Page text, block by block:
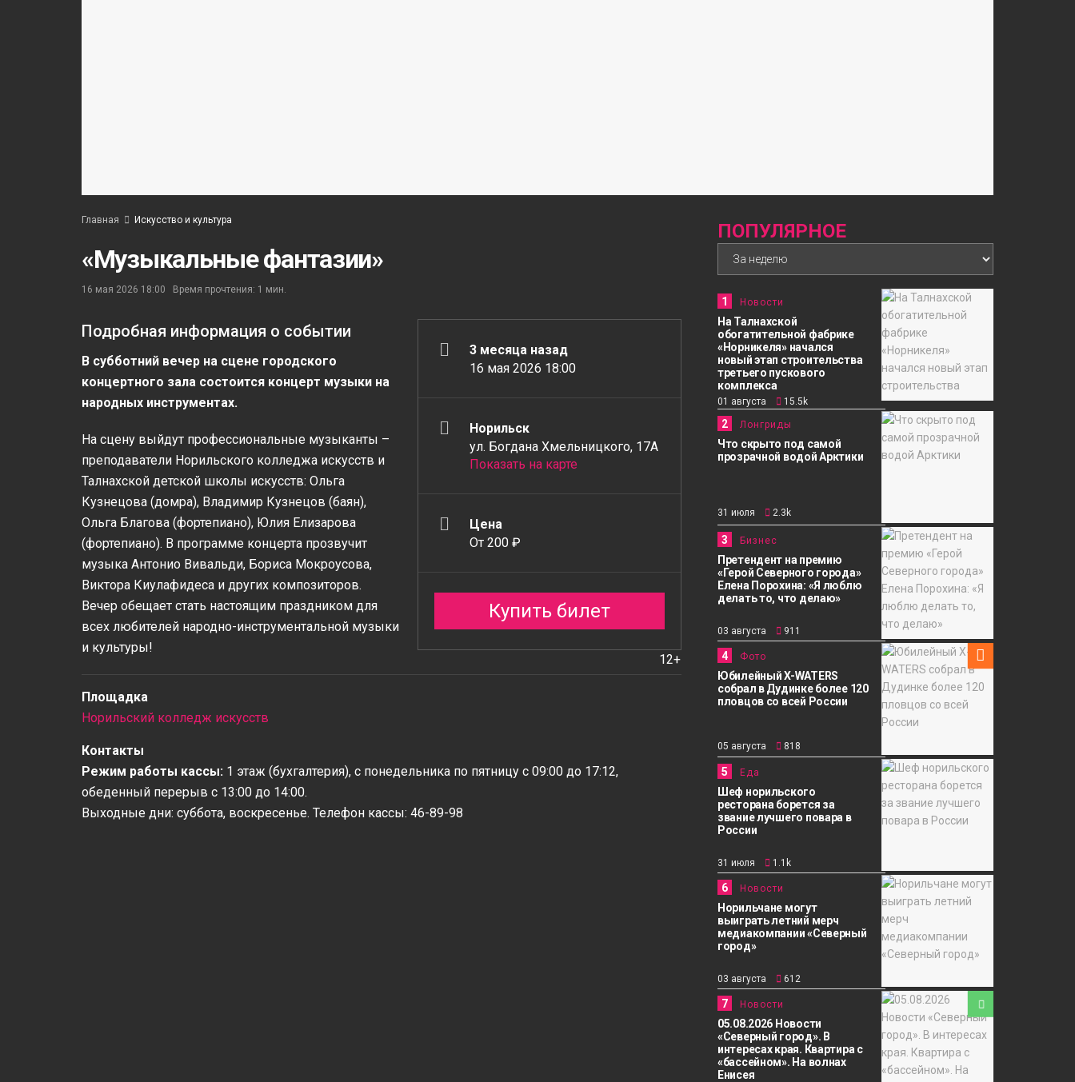
Главная Искусство и культура
«Музыкальные фантазии»
16 мая 2026 18:00 Время прочтения: 1 мин.
3 месяца назад
16 мая 2026 18:00
Норильск
ул. Богдана Хмельницкого, 17А
Показать на карте
Цена
От 200 ₽
Купить билет
12+
Подробная информация о событии
В субботний вечер на сцене городского
концертного зала состоится концерт музыки на
народных инструментах.
На сцену выйдут профессиональные музыканты –
преподаватели Норильского колледжа искусств и
Талнахской детской школы искусств: Ольга
Кузнецова (домра), Владимир Кузнецов (баян),
Ольга Благова (фортепиано), Юлия Елизарова
(фортепиано). В программе концерта прозвучит
музыка Антонио Вивальди, Бориса Мокроусова,
Виктора Киулафидеса и других композиторов.
Вечер обещает стать настоящим праздником для
всех любителей народно-инструментальной музыки
и культуры!
Площадка
Норильский колледж искусств
Контакты
Режим работы кассы: 1 этаж (бухгалтерия), с понедельника по пятницу с 09:00 до 17:12,
обеденный перерыв с 13:00 до 14:00.
Выходные дни: суббота, воскресенье. Телефон кассы: 46-89-98
ПОПУЛЯРНОЕ
1 Новости
На Талнахской
обогатительной фабрике
«Норникеля» начался
новый этап строительства
третьего пускового
комплекса
01 августа 15.5k
2 Лонгриды
Что скрыто под самой
прозрачной водой Арктики
31 июля 2.3k
3 Бизнес
Претендент на премию
«Герой Северного города»
Елена Порохина: «Я люблю
делать то, что делаю»
03 августа 911
4 Фото
Юбилейный X-WATERS
собрал в Дудинке более 120
пловцов со всей России
05 августа 818
5 Еда
Шеф норильского
ресторана борется за
звание лучшего повара в
России
31 июля 1.1k
6 Новости
Норильчане могут
выиграть летний мерч
медиакомпании «Северный
город»
03 августа 612
7 Новости
05.08.2026 Новости
«Северный город». В
интересах края. Квартира с
«бассейном». На волнах
Енисея